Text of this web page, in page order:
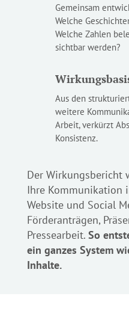
Gemeinsam
Welche
Welche Zahlen
sichtbar werden?
Aus den
weitere
Arbeit, verkürzt
Konsistenz.
Der Wirkungsbericht
Ihre Kommunikation
Website und Social
Förderanträgen,
Pressearbeit. So
ein ganzes System
Inhalte.